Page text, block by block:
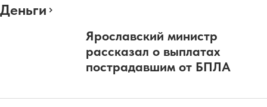
Деньги
Ярославский министр
рассказал о выплатах
пострадавшим от БПЛА